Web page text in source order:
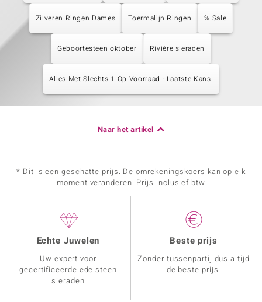
Zilveren Ringen Dames Toermalijn Ringen % Sale
Geboortesteen oktober Rivière sieraden
Alles Met Slechts 1 Op Voorraad - Laatste Kans!
Naar het artikel
* Dit is een geschatte prijs. De omrekeningskoers kan op elk
moment veranderen. Prijs inclusief btw
Echte Juwelen
Uw expert voor
gecertificeerde edelsteen
sieraden
Beste prijs
Zonder tussenpartij dus altijd
de beste prijs!